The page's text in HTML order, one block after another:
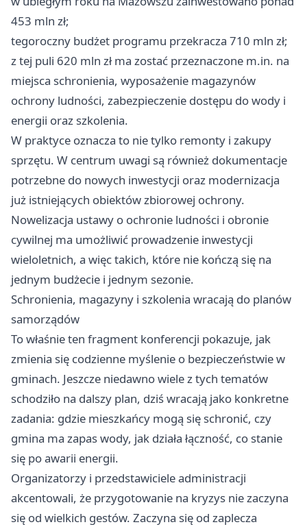
453 mln zł;
tegoroczny budżet programu przekracza 710 mln zł;
z tej puli 620 mln zł ma zostać przeznaczone m.in. na
miejsca schronienia, wyposażenie magazynów
ochrony ludności, zabezpieczenie dostępu do wody i
energii oraz szkolenia.
W praktyce oznacza to nie tylko remonty i zakupy
sprzętu. W centrum uwagi są również dokumentacje
potrzebne do nowych inwestycji oraz modernizacja
już istniejących obiektów zbiorowej ochrony.
Nowelizacja ustawy o ochronie ludności i obronie
cywilnej ma umożliwić prowadzenie inwestycji
wieloletnich, a więc takich, które nie kończą się na
jednym budżecie i jednym sezonie.
Schronienia, magazyny i szkolenia wracają do planów
samorządów
To właśnie ten fragment konferencji pokazuje, jak
zmienia się codzienne myślenie o bezpieczeństwie w
gminach. Jeszcze niedawno wiele z tych tematów
schodziło na dalszy plan, dziś wracają jako konkretne
zadania: gdzie mieszkańcy mogą się schronić, czy
gmina ma zapas wody, jak działa łączność, co stanie
się po awarii energii.
Organizatorzy i przedstawiciele administracji
akcentowali, że przygotowanie na kryzys nie zaczyna
się od wielkich gestów. Zaczyna się od zaplecza